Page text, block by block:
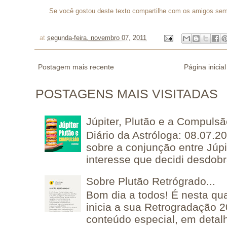
Se você gostou deste texto compartilhe com os amigos
at segunda-feira, novembro 07, 2011
Postagem mais recente Página inicial
POSTAGENS MAIS VISITADAS
Júpiter, Plutão e a
Diário da Astróloga:
sobre a conjunção entre
interesse que decidi
Sobre Plutão Retrógrado...
Bom dia a todos! É nesta
inicia a sua Retrogradação
conteúdo especial, em